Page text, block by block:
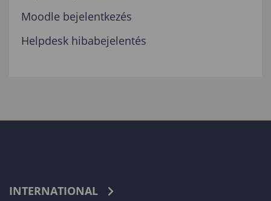
Moodle bejelentkezés
Helpdesk hibabejelentés
INTERNATIONAL